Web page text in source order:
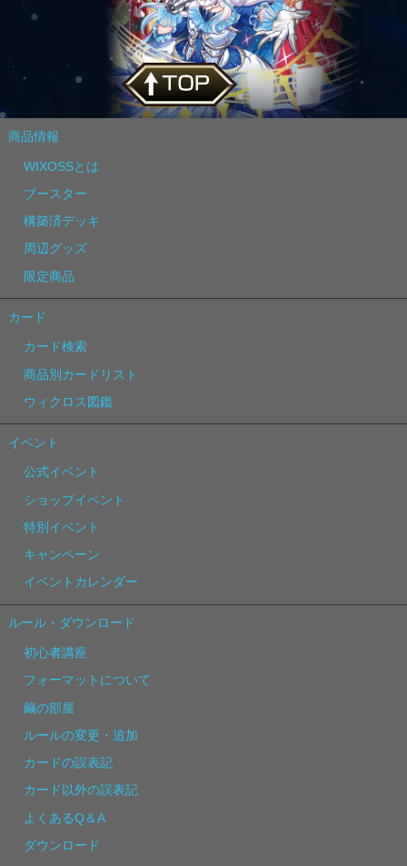
商品情報
WIXOSSとは
ブースター
構築済デッキ
周辺グッズ
限定商品
カード
カード検索
商品別カードリスト
ウィクロス図鑑
イベント
公式イベント
ショップイベント
特別イベント
キャンペーン
イベントカレンダー
ルール・ダウンロード
初心者講座
フォーマットについて
繭の部屋
ルールの変更・追加
カードの誤表記
カード以外の誤表記
よくあるQ＆A
ダウンロード